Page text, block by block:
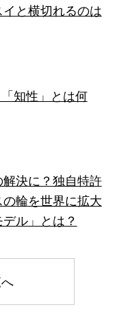
と横切れるのは
知性」とは何
決に？独自特許
輪を世界に拡大
ル」とは？